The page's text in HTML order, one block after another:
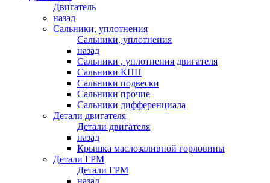
Двигатель
назад
Сальники, уплотнения
Сальники, уплотнения
назад
Сальники , уплотнения двигателя
Сальники КПП
Сальники подвески
Сальники прочие
Сальники дифференциала
Детали двигателя
Детали двигателя
назад
Крышка маслозаливной горловины
Детали ГРМ
Детали ГРМ
назад